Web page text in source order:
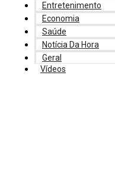
Entretenimento
Economia
Saúde
Notícia Da Hora
Geral
Vídeos